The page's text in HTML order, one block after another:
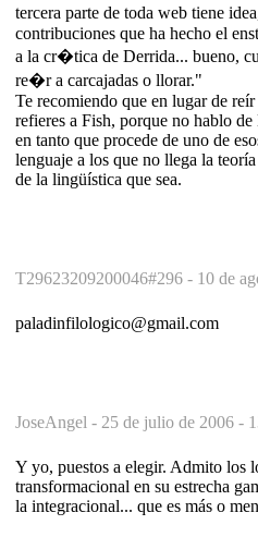
tercera parte de toda web tiene
contribuciones que ha hecho el
a la cr�tica de Derrida... bueno,
re�r a carcajadas o llorar."
Te recomiendo que en lugar de
refieres a Fish, porque no hablo
en tanto que procede de uno de
lenguaje a los que no llega la
de la lingüística que sea.
T29623209200046#296 - 10 de
paladinfilologico@gmail.com
JoseAngel - 25 de julio de 2006 -
Y yo, puestos a elegir. Admito los
transformacional en su estrecha
la integracional... que es más o